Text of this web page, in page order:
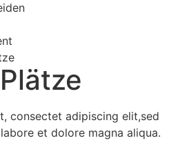
consectet adipiscing elit,sed
et dolore magna aliqua.